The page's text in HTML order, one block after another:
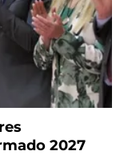
2027